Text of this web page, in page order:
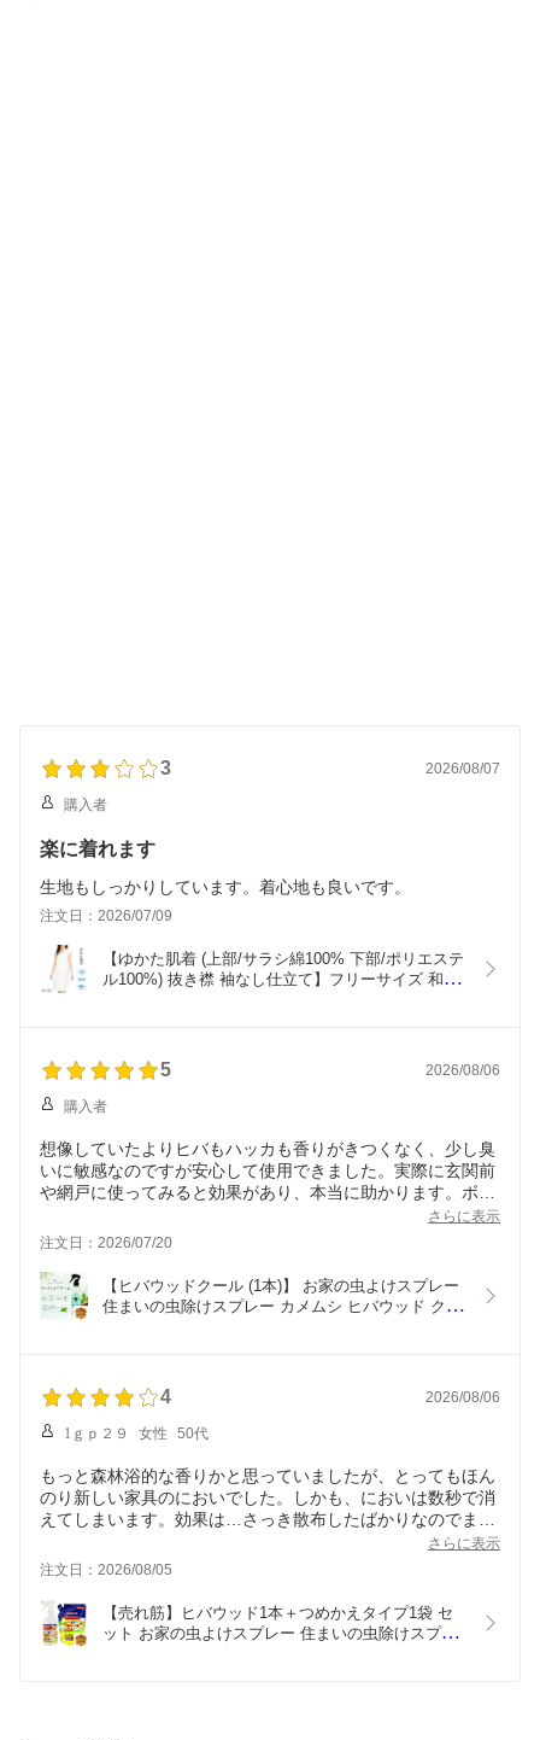
3 2026/08/07
購入者
楽に着れます
生地もしっかりしています。着心地も良いです。
注文日：2026/07/09
【ゆかた肌着 (上部/サラシ綿100% 下部/ポリエステ
ル100%) 抜き襟 袖なし仕立て】フリーサイズ 和装
着物肌着 抜き衿
5 2026/08/06
購入者
想像していたよりヒバもハッカも香りがきつくなく、少し臭
いに敏感なのですが安心して使用できました。実際に玄関前
や網戸に使ってみると効果があり、本当に助かります。ボト
ルも虫のイラスト等がなくかわいいのがうれしいです。さらに表示
注文日：2026/07/20
【ヒバウッドクール (1本)】 お家の虫よけスプレー
住まいの虫除けスプレー カメムシ ヒバウッド クー
4 2026/08/06
1ｇｐ２９ 女性 50代
もっと森林浴的な香りかと思っていましたが、とってもほん
のり新しい家具のにおいでした。しかも、においは数秒で消
えてしまいます。効果は…さっき散布したばかりなのでまだ
わかんないですけど、虫恐怖症の私にはとても安心材料にな
ります。あんまり出ないんですけどね、たまに出るのがすご
さらに表示
注文日：2026/08/05
【売れ筋】ヒバウッド1本＋つめかえタイプ1袋 セ
ット お家の虫よけスプレー 住まいの虫除けスプレ